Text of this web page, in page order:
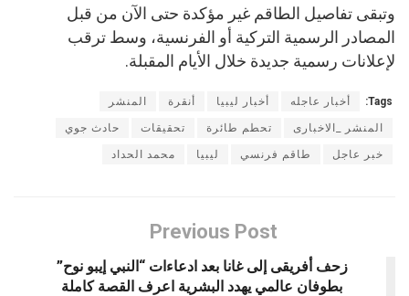
وتبقى تفاصيل الطاقم غير مؤكدة حتى الآن من قبل
المصادر الرسمية التركية أو الفرنسية، وسط ترقب
لإعلانات رسمية جديدة خلال الأيام المقبلة.
Tags: أخبار عاجله أخبار ليبيا أنقرة المنشر
المنشر _الاخبارى تحطم طائرة تحقيقات حادث جوي
خبر عاجل طاقم فرنسي ليبيا محمد الحداد
Previous Post
زحف أفريقى إلى غانا بعد ادعاءات “النبي إيبو نوح”
بطوفان عالمي يهدد البشرية اعرف القصة كاملة